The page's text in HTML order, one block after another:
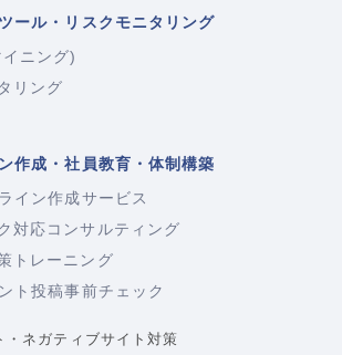
ール・リスクモニタリング
ニング)
リング
作成・社員教育・体制構築
イン作成サービス
対応コンサルティング
トレーニング
ト投稿事前チェック
・ネガティブサイト対策